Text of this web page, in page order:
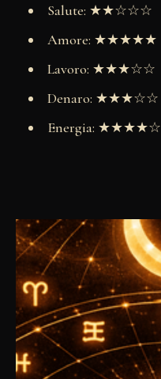
Salute: ★★☆☆☆
Amore: ★★★★★
Lavoro: ★★★☆☆
Denaro: ★★★☆☆
Energia: ★★★★☆